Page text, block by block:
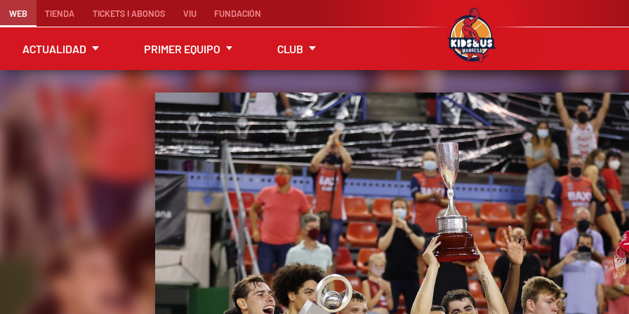
WEB TIENDA TICKETS I ABONOS VIU FUNDACIÓN
ACTUALIDAD PRIMER EQUIPO CLUB